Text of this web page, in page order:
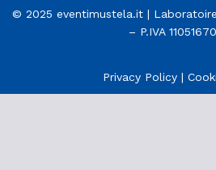
© 2025 eventimustela.it |
– P.IVA
Privacy Policy|